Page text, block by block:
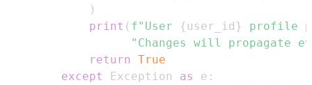
)
print ( f"User {user_id }
profile
"Changes will propagate
return
True
except
Exception as e :